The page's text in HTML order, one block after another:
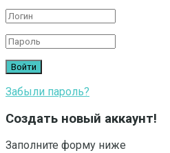
Забыли пароль?
Создать новый аккаунт!
Заполните форму ниже